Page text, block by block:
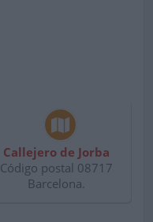
Callejero de Jorba
Código postal 08717
Barcelona.